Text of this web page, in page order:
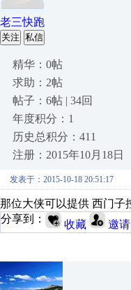
老三快跑
关注 私信
精华：0帖
求助：2帖
帖子：6帖 | 34回
年度积分：1
历史总积分：411
注册：2015年10月18日
发表于：2015-10-18 20:51:17
那位大侠可以提供 西门子
分享到：
收藏 邀